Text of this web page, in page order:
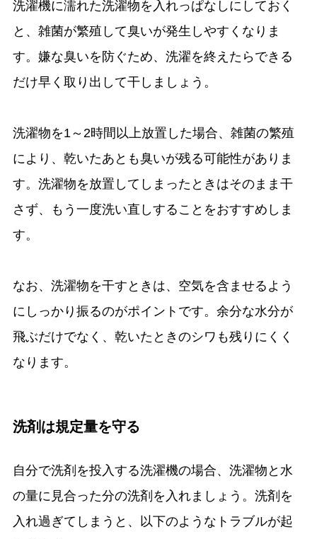
洗濯機に濡れた洗濯物を入れっぱなしにしておく
と、雑菌が繁殖して臭いが発生しやすくなりま
す。嫌な臭いを防ぐため、洗濯を終えたらできる
だけ早く取り出して干しましょう。
洗濯物を1～2時間以上放置した場合、雑菌の繁殖
により、乾いたあとも臭いが残る可能性がありま
す。洗濯物を放置してしまったときはそのまま干
さず、もう一度洗い直しすることをおすすめしま
す。
なお、洗濯物を干すときは、空気を含ませるよう
にしっかり振るのがポイントです。余分な水分が
飛ぶだけでなく、乾いたときのシワも残りにくく
なります。
洗剤は規定量を守る
自分で洗剤を投入する洗濯機の場合、洗濯物と水
の量に見合った分の洗剤を入れましょう。洗剤を
入れ過ぎてしまうと、以下のようなトラブルが起